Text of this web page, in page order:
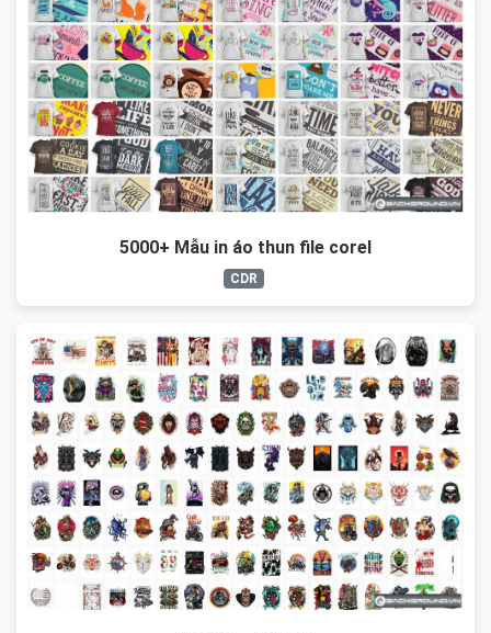
5000+ Mẫu in áo thun file corel
CDR